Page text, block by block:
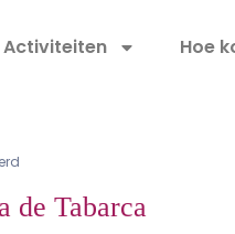
Activiteiten Hoe
de Tabarca